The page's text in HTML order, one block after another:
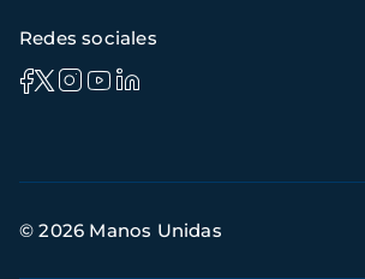
Redes sociales
de
© 2026 Manos Unidas